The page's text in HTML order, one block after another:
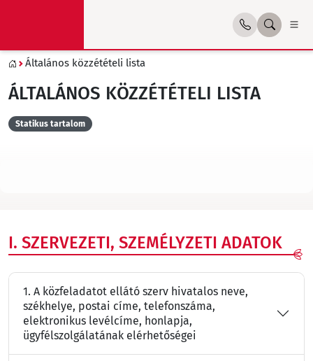
Általános közzétételi lista
ÁLTALÁNOS KÖZZÉTÉTELI LISTA
Statikus tartalom
I. SZERVEZETI, SZEMÉLYZETI ADATOK
1. A közfeladatot ellátó szerv hivatalos neve,
székhelye, postai címe, telefonszáma,
elektronikus levélcíme, honlapja,
ügyfélszolgálatának elérhetőségei